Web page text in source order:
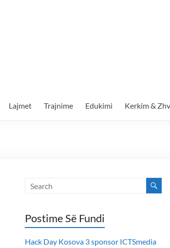
Lajmet Trajnime Edukimi Kerkim &
Postime Së Fundi
Hack Day Kosova 3 sponsor ICTSmedia